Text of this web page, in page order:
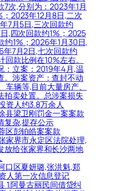
次,分别为：2023年1月
2023年12月8日,二次
7月5日,三次回款约
,四次回款约1%；2025
约1%；2026年1月30日,
年7月2日,七次回款约
款比例在10%左右。
：立案：2019年4月,温
。涉案资产：查封不动
车辆等,目前大量房产、
拍卖处置。总涉案损失
资人约3.8万余人
县梁卫刚罚金一案案款
复杂,提存公示
区彭铂皓案案款
家界市永定区法院处理,
放给张家界和长沙两地
口区夏妍璐,张洪魁,郑
人第一次信息登记
1.阿曼古丽民间借贷纠